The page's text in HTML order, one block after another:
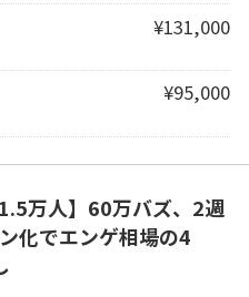
¥131,000
¥95,000
万人】60万バズ、2週
化でエンゲ相場の4